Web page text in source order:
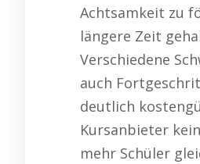
Achtsamkeit zu
längere Zeit
Verschiedene
auch
deutlich
Kursanbieter
mehr Schüler